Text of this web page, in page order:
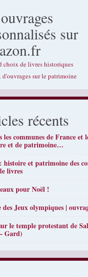
sur
choix de livres historiques
sur le patrimoine
récents
les communes de France et
et de patrimoine…
histoire et patrimoine des
livres
pour Noël !
Jeux olympiques |
le temple protestant de
Gard)